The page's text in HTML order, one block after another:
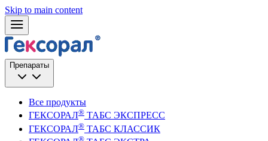
Skip to main content
Препараты
Все продукты
ГЕКСОРАЛ® ТАБС ЭКСПРЕСС
ГЕКСОРАЛ® ТАБС КЛАССИК
®